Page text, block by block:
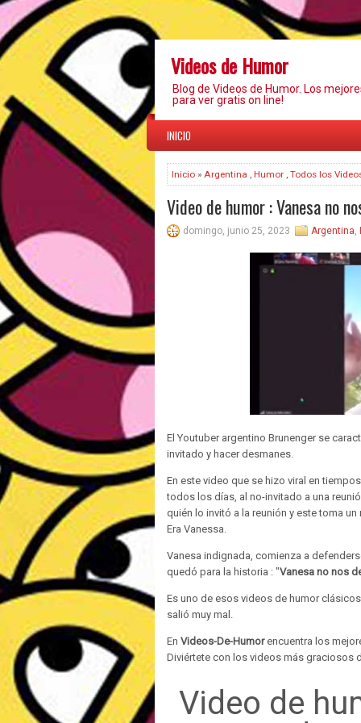
Videos de Humor
Blog de Videos de Humor. Los
para ver gratis on line!
INICIO
Inicio » Argentina , Humor , Todos los
Video de humor : Vanesa no
domingo, junio 25, 2023 Argentina,
El Youtuber argentino Brunenger se
invitado y hacer desmanes.
En este video que se hizo viral en
todos los días, al no-invitado a una
quién lo invitó a la reunión y este toma
Era Vanessa.
Vanesa indignada, comienza a
quedó para la historia : "Vanesa no nos
Es uno de esos videos de humor
salió muy mal.
En Videos-De-Humorencuentra los
Diviértete con los videos más graciosos
Video de